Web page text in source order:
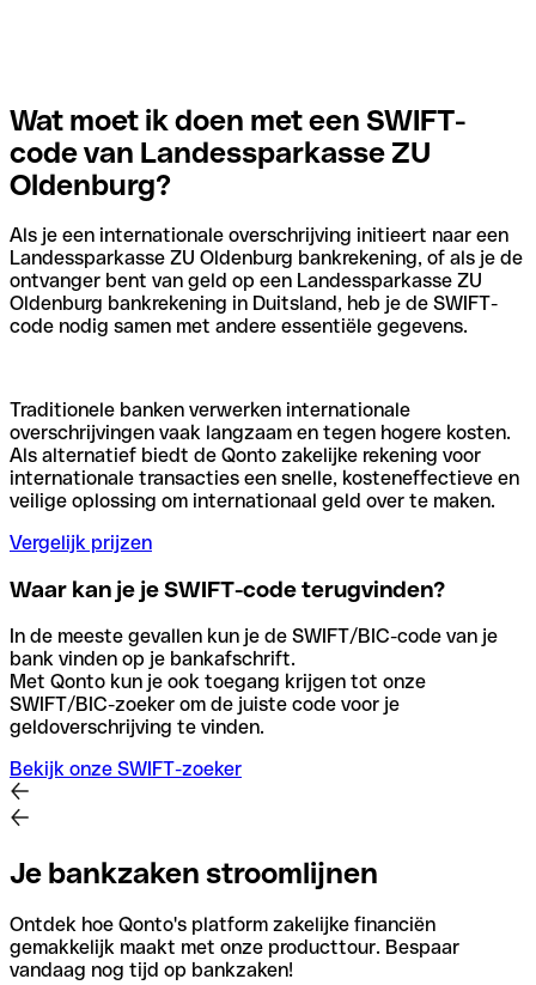
Wat moet ik doen met een SWIFT-
code van Landessparkasse ZU
Oldenburg?
Als je een internationale overschrijving initieert naar een
Landessparkasse ZU Oldenburg bankrekening, of als je de
ontvanger bent van geld op een Landessparkasse ZU
Oldenburg bankrekening in Duitsland, heb je de SWIFT-
code nodig samen met andere essentiële gegevens.
Traditionele banken verwerken internationale
overschrijvingen vaak langzaam en tegen hogere kosten.
Als alternatief biedt de Qonto zakelijke rekening voor
internationale transacties een snelle, kosteneffectieve en
veilige oplossing om internationaal geld over te maken.
Vergelijk prijzen
Waar kan je je SWIFT-code terugvinden?
In de meeste gevallen kun je de SWIFT/BIC-code van je
bank vinden op je bankafschrift.
Met Qonto kun je ook toegang krijgen tot onze
SWIFT/BIC-zoeker om de juiste code voor je
geldoverschrijving te vinden.
Bekijk onze SWIFT-zoeker
Je bankzaken stroomlijnen
Ontdek hoe Qonto's platform zakelijke financiën
gemakkelijk maakt met onze producttour. Bespaar
vandaag nog tijd op bankzaken!